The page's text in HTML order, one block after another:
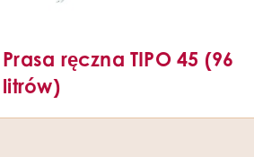
Prasa ręczna TIPO 45 (96
litrów)